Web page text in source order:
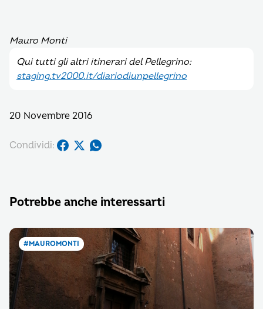
Mauro Monti
Qui tutti gli altri itinerari del Pellegrino:
staging.tv2000.it/diariodiunpellegrino
20 Novembre 2016
Condividi:
Potrebbe anche interessarti
#MAUROMONTI